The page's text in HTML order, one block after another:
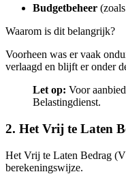
Budgetbeheer
Waarom is dit belangrijk?
Voorheen was er vaak
verlaagd en blijft er onder
Let op: Voor
Belastingdienst.
2. Het Vrij te Laten
Het Vrij te Laten Bedrag
berekeningswijze.